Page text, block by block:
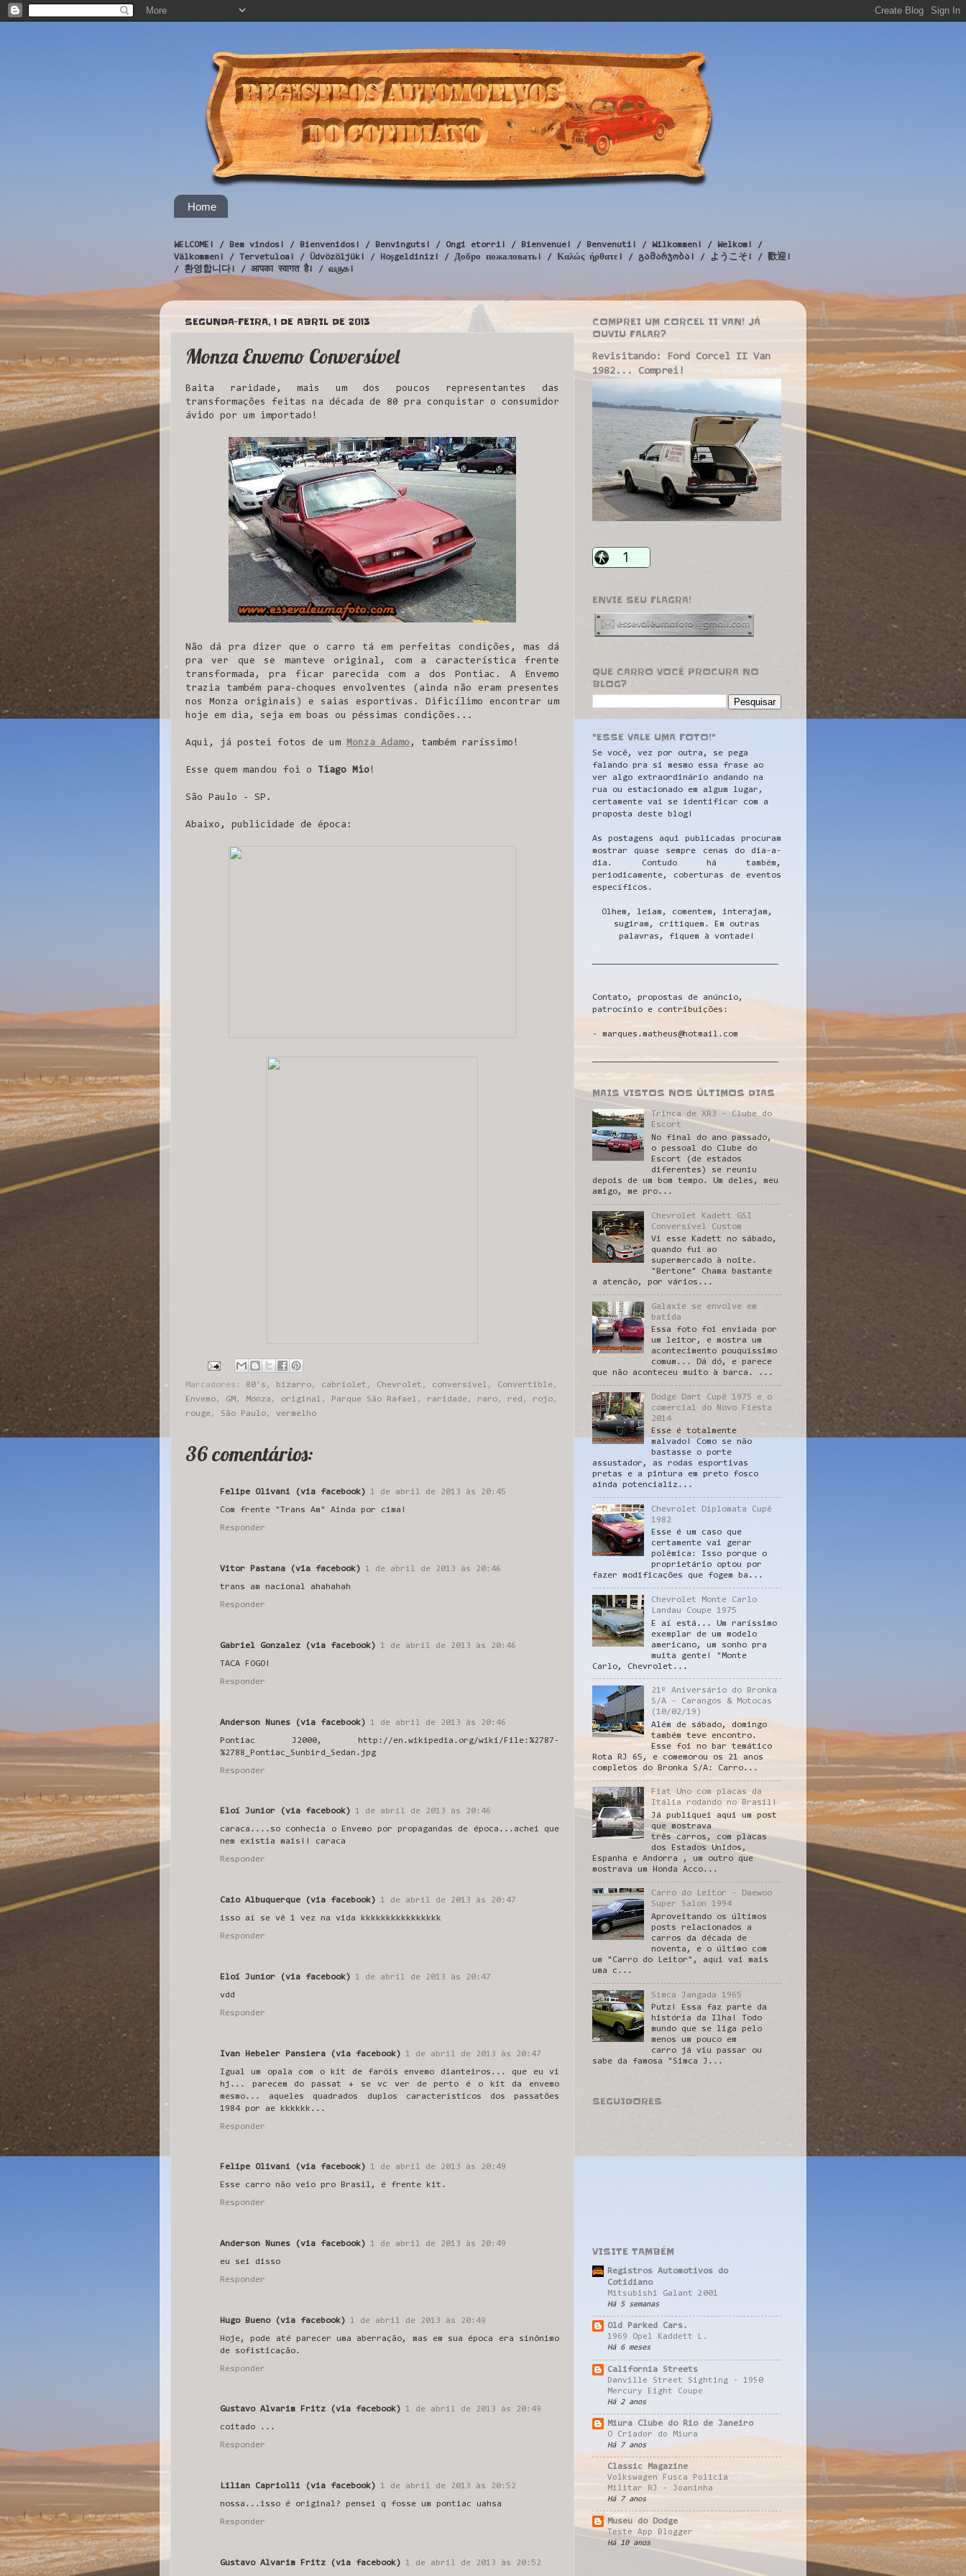
Home
WELCOME! / Bem vindos! / Bienvenidos! / Benvinguts! / Ongi etorri! / Bienvenue! / Benvenuti! / Wilkommen! / Welkom! /
Välkommen! / Tervetuloa! / Üdvözöljük! / Hoşgeldiniz! / Добро пожаловать! / Καλώς ήρθατε! / გამარჯობა! / ようこそ! / 歡迎!
/ 환영합니다! / आपका स्वागत है! / வருக!
SEGUNDA-FEIRA, 1 DE ABRIL DE 2013
Monza Envemo Conversível
Baita raridade, mais um dos poucos representantes das
transformações feitas na década de 80 pra conquistar o consumidor
ávido por um importado!
Não dá pra dizer que o carro tá em perfeitas condições, mas dá
pra ver que se manteve original, com a característica frente
transformada, pra ficar parecida com a dos Pontiac. A Envemo
trazia também para-choques envolventes (ainda não eram presentes
nos Monza originais) e saias esportivas. Dificílimo encontrar um
hoje em dia, seja em boas ou péssimas condições...
Aqui, já postei fotos de um Monza Adamo , também raríssimo!
Esse quem mandou foi o Tiago Mio!
São Paulo - SP.
Abaixo, publicidade de época:
Marcadores: 80's , bizarro, cabriolet , Chevrolet , conversível , Convertible,
Envemo, GM , Monza , original , Parque São Rafael , raridade, raro, red , rojo,
rouge, São Paulo, vermelho
36 comentários:
Felipe Olivani (via facebook) 1 de abril de 2013 às 20:45
Com frente "Trans Am" Ainda por cima!
Responder
Vitor Pastana (via facebook) 1 de abril de 2013 às 20:46
trans am nacional ahahahah
Responder
Gabriel Gonzalez (via facebook) 1 de abril de 2013 às 20:46
TACA FOGO!
Responder
Anderson Nunes (via facebook) 1 de abril de 2013 às 20:46
Pontiac J2000, http://en.wikipedia.org/wiki/File:%2787-
%2788_Pontiac_Sunbird_Sedan.jpg
Responder
Eloí Junior (via facebook) 1 de abril de 2013 às 20:46
caraca....so conhecia o Envemo por propagandas de época...achei que
nem existia mais!! caraca
Responder
Caio Albuquerque (via facebook) 1 de abril de 2013 às 20:47
isso aí se vê 1 vez na vida kkkkkkkkkkkkkkkk
Responder
Eloí Junior (via facebook) 1 de abril de 2013 às 20:47
vdd
Responder
Ivan Hebeler Pansiera (via facebook) 1 de abril de 2013 às 20:47
Igual um opala com o kit de faróis envemo dianteiros... que eu vi
hj... parecem do passat + se vc ver de perto é o kit da envemo
mesmo... aqueles quadrados duplos característicos dos passatões
1984 por ae kkkkkk...
Responder
Felipe Olivani (via facebook) 1 de abril de 2013 às 20:49
Esse carro não veio pro Brasil, é frente kit.
Responder
Anderson Nunes (via facebook) 1 de abril de 2013 às 20:49
eu sei disso
Responder
Hugo Bueno (via facebook) 1 de abril de 2013 às 20:49
Hoje, pode até parecer uma aberração, mas em sua época era sinônimo
de sofisticação.
Responder
Gustavo Alvarim Fritz (via facebook) 1 de abril de 2013 às 20:49
coitado ...
Responder
Lilian Capriolli (via facebook) 1 de abril de 2013 às 20:52
nossa...isso é original? pensei q fosse um pontiac uahsa
Responder
Gustavo Alvarim Fritz (via facebook) 1 de abril de 2013 às 20:52
COMPREI UM CORCEL II VAN! JÁ
OUVIU FALAR?
Revisitando: Ford Corcel II Van
1982... Comprei!
ENVIE SEU FLAGRA!
QUE CARRO VOCÊ PROCURA NO
BLOG?
"ESSE VALE UMA FOTO!"
Se você, vez por outra, se pega
falando pra si mesmo essa frase ao
ver algo extraordinário andando na
rua ou estacionado em algum lugar,
certamente vai se identificar com a
proposta deste blog!
As postagens aqui publicadas procuram
mostrar quase sempre cenas do dia-a-
dia. Contudo há também,
periodicamente, coberturas de eventos
específicos.
Olhem, leiam, comentem, interajam,
sugiram, critiquem. Em outras
palavras, fiquem à vontade!
Contato, propostas de anúncio,
patrocínio e contribuições:
- marques.matheus@hotmail.com
MAIS VISTOS NOS ÚLTIMOS DIAS
Trinca de XR3 - Clube do
Escort
No final do ano passado,
o pessoal do Clube do
Escort (de estados
diferentes) se reuniu
depois de um bom tempo. Um deles, meu
amigo, me pro...
Chevrolet Kadett GSI
Conversível Custom
Vi esse Kadett no sábado,
quando fui ao
supermercado à noite.
"Bertone" Chama bastante
a atenção, por vários...
Galaxie se envolve em
batida
Essa foto foi enviada por
um leitor, e mostra um
acontecimento pouquíssimo
comum... Dá dó, e parece
que não aconteceu muito à barca. ...
Dodge Dart Cupê 1975 e o
comercial do Novo Fiesta
2014
Esse é totalmente
malvado! Como se não
bastasse o porte
assustador, as rodas esportivas
pretas e a pintura em preto fosco
ainda potencializ...
Chevrolet Diplomata Cupê
1982
Esse é um caso que
certamente vai gerar
polêmica: Isso porque o
proprietário optou por
fazer modificações que fogem ba...
Chevrolet Monte Carlo
Landau Coupe 1975
E aí está... Um raríssimo
exemplar de um modelo
americano, um sonho pra
muita gente! "Monte
Carlo, Chevrolet...
21º Aniversário do Bronka
S/A - Carangos & Motocas
(10/02/19)
Além de sábado, domingo
também teve encontro.
Esse foi no bar temático
Rota RJ 65, e comemorou os 21 anos
completos do Bronka S/A: Carro...
Fiat Uno com placas da
Itália rodando no Brasil!
Já publiquei aqui um post
que mostrava
três carros, com placas
dos Estados Unidos,
Espanha e Andorra , um outro que
mostrava um Honda Acco...
Carro do Leitor - Daewoo
Super Salon 1994
Aproveitando os últimos
posts relacionados a
carros da década de
noventa, e o último com
um "Carro do Leitor", aqui vai mais
uma c...
Simca Jangada 1965
Putz! Essa faz parte da
história da Ilha! Todo
mundo que se liga pelo
menos um pouco em
carro já viu passar ou
sabe da famosa "Simca J...
SEGUIDORES
VISITE TAMBÉM
Registros Automotivos do
Cotidiano
Mitsubishi Galant 2001
Há 5 semanas
Old Parked Cars.
1969 Opel Kaddett L.
Há 6 meses
California Streets
Danville Street Sighting - 1950
Mercury Eight Coupe
Há 2 anos
Miura Clube do Rio de Janeiro
O Criador do Miura
Há 7 anos
Classic Magazine
Volkswagen Fusca Policia
Militar RJ - Joaninha
Há 7 anos
Museu do Dodge
Teste App Blogger
Há 10 anos